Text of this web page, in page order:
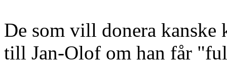
De som vill donera
till Jan-Olof om han får